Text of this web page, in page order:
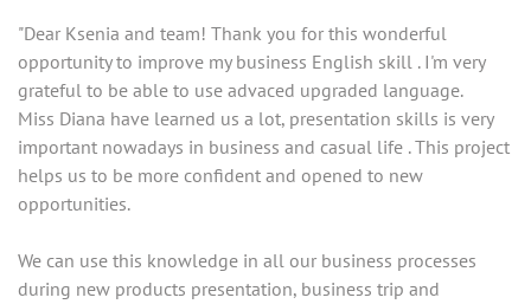
"Dear Ksenia and team! Thank you for this wonderful
opportunity to improve my business English skill . I'm very
grateful to be able to use advaced upgraded language.
Miss Diana have learned us a lot, presentation skills is very
important nowadays in business and casual life . This project
helps us to be more confident and opened to new
opportunities.
We can use this knowledge in all our business processes
during new products presentation, business trip and